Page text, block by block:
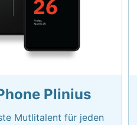
Plinius
Mutlitalent für jeden